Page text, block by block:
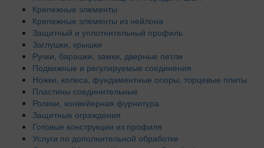
Крепежные элементы
Крепежные элементы из нейлона
Защитный и уплотнительный профиль
Заглушки, крышки
Ручки, барашки, замки, дверные петли
Подвижные и регулируемые соединения
Ножки, колеса, фундаментные опоры, торцевые плиты
Пластины соединительные
Ролики, конвейерная фурнитура
Защитные ограждения
Готовые конструкции из профиля
Услуги по дополнительной обработке